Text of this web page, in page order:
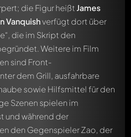
die Figur heißtJames
Vanquishverfügt dort über
die im Skript den
Weitere im Film
sind Front-
dem Grill, ausfahrbare
sowie Hilfsmittel für den
Szenen spielen im
und während der
den Gegenspieler Zao, der